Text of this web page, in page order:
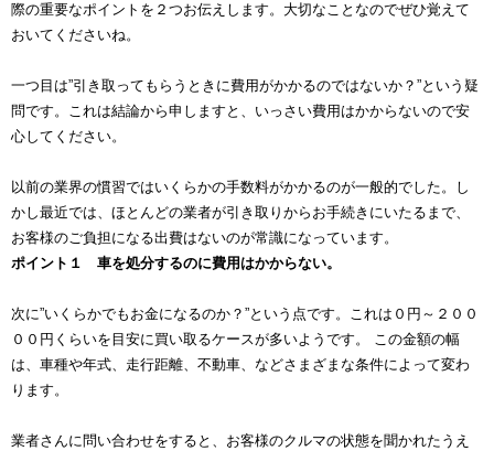
際の重要なポイントを２つお伝えします。大切なことなのでぜひ覚えて
おいてくださいね。
一つ目は”引き取ってもらうときに費用がかかるのではないか？”という疑
問です。これは結論から申しますと、いっさい費用はかからないので安
心してください。
以前の業界の慣習ではいくらかの手数料がかかるのが一般的でした。し
かし最近では、ほとんどの業者が引き取りからお手続きにいたるまで、
お客様のご負担になる出費はないのが常識になっています。
ポイント１ 車を処分するのに費用はかからない。
次に”いくらかでもお金になるのか？”という点です。これは０円～２００
００円くらいを目安に買い取るケースが多いようです。 この金額の幅
は、車種や年式、走行距離、不動車、などさまざまな条件によって変わ
ります。
業者さんに問い合わせをすると、お客様のクルマの状態を聞かれたうえ